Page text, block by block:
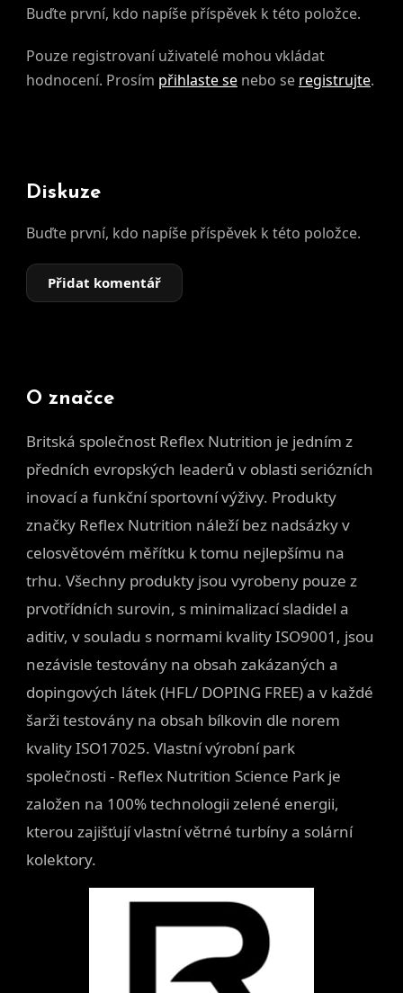
Buďte první, kdo napíše příspěvek k této položce.
Pouze registrovaní uživatelé mohou vkládat
hodnocení. Prosím přihlaste se nebo se registrujte.
Diskuze
Buďte první, kdo napíše příspěvek k této položce.
Přidat komentář
O značce
Britská společnost Reflex Nutrition je jedním z
předních evropských leaderů v oblasti seriózních
inovací a funkční sportovní výživy. Produkty
značky Reflex Nutrition náleží bez nadsázky v
celosvětovém měřítku k tomu nejlepšímu na
trhu. Všechny produkty jsou vyrobeny pouze z
prvotřídních surovin, s minimalizací sladidel a
aditiv, v souladu s normami kvality ISO9001, jsou
nezávisle testovány na obsah zakázaných a
dopingových látek (HFL/ DOPING FREE) a v každé
šarži testovány na obsah bílkovin dle norem
kvality ISO17025. Vlastní výrobní park
společnosti - Reflex Nutrition Science Park je
založen na 100% technologii zelené energii,
kterou zajišťují vlastní větrné turbíny a solární
kolektory.